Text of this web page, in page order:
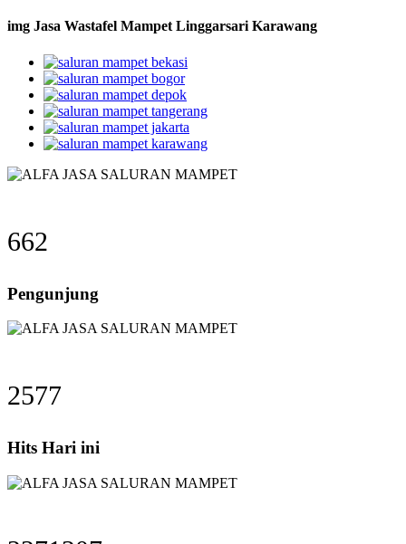
img Jasa Wastafel Mampet Linggarsari Karawang
662
Pengunjung
2577
Hits Hari ini